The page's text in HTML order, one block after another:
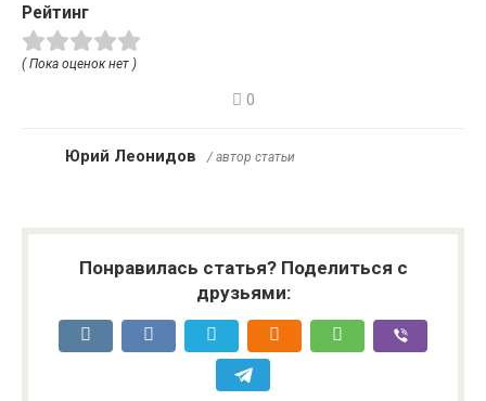
Рейтинг
( Пока оценок нет )
0
Юрий Леонидов / автор статьи
Понравилась статья? Поделиться с
друзьями: